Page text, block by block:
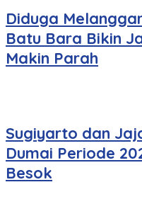
Diduga
Batu Bara Bikin
Makin Parah
Sugiyarto dan
Dumai Periode
Besok